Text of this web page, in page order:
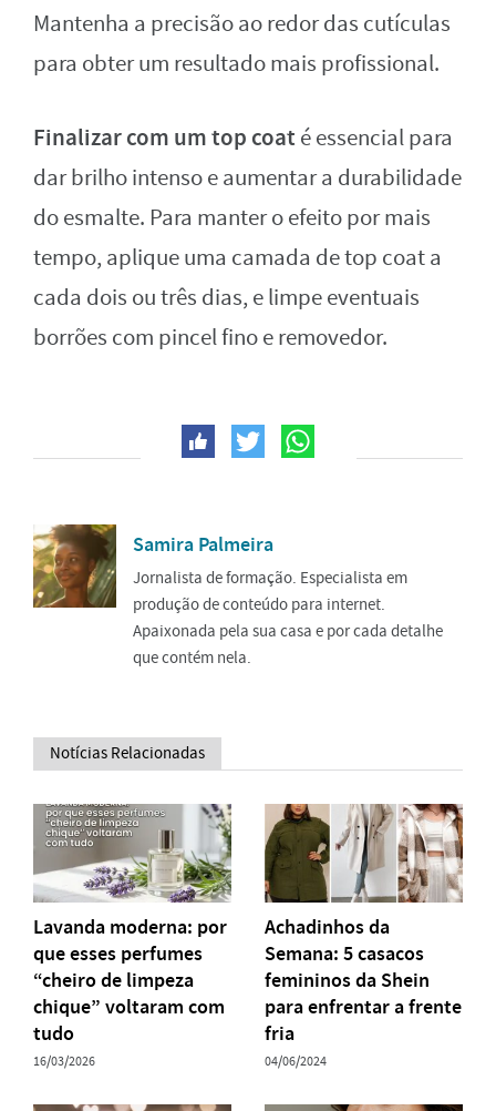
Mantenha a precisão ao redor das cutículas
para obter um resultado mais profissional.
Finalizar com um top coat é essencial para
dar brilho intenso e aumentar a durabilidade
do esmalte. Para manter o efeito por mais
tempo, aplique uma camada de top coat a
cada dois ou três dias, e limpe eventuais
borrões com pincel fino e removedor.
Samira Palmeira
Jornalista de formação. Especialista em
produção de conteúdo para internet.
Apaixonada pela sua casa e por cada detalhe
que contém nela.
Notícias Relacionadas
Lavanda moderna: por
que esses perfumes
“cheiro de limpeza
chique” voltaram com
tudo
16/03/2026
Achadinhos da
Semana: 5 casacos
femininos da Shein
para enfrentar a frente
fria
04/06/2024